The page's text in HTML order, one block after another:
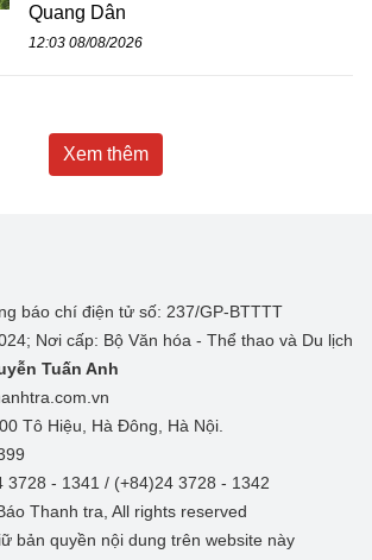
Quang Dân
12:03 08/08/2026
Xem thêm
báo chí điện tử số: 237/GP-BTTTT
Nơi cấp: Bộ Văn hóa - Thể thao và Du lịch
Tuấn Anh
Tô Hiệu, Hà Đông, Hà Nội.
3728 - 1341 / (+84)24 3728 - 1342
Thanh tra, All rights reserved
bản quyền nội dung trên website này